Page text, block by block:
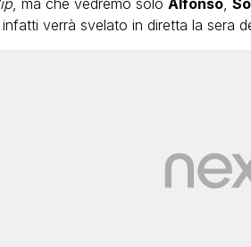
, ma che vedremo solo Alfonso,
verrà svelato in diretta la sera